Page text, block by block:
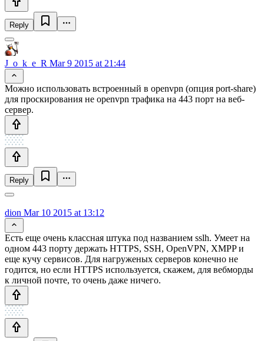
Reply
J_o_k_e_R Mar 9 2015 at 21:44
Можно использовать встроенный в openvpn (опция port-share)
для проскирования не openvpn трафика на 443 порт на веб-
сервер.
Reply
dion Mar 10 2015 at 13:12
Есть еще очень классная штука под названием sslh. Умеет на
одном 443 порту держать HTTPS, SSH, OpenVPN, XMPP и
еще кучу сервисов. Для нагруженых серверов конечно не
годится, но если HTTPS используется, скажем, для вебморды
к личной почте, то очень даже ничего.